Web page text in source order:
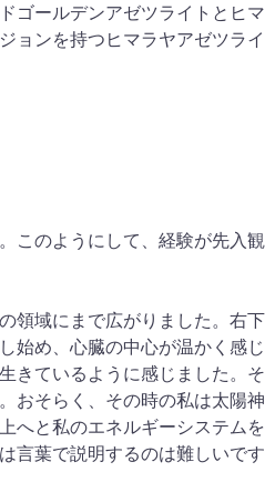
ゴールデンアゼツライトとヒマ
ョンを持つヒマラヤアゼツライ
このようにして、経験が先入観
領域にまで広がりました。右下
始め、心臓の中心が温かく感じ
きているように感じました。そ
おそらく、その時の私は太陽神
へと私のエネルギーシステムを
言葉で説明するのは難しいです